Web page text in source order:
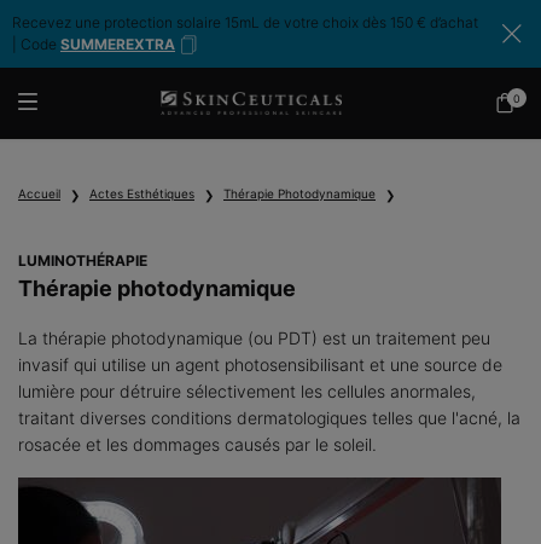
Recevez une protection solaire 15mL de votre choix dès 150 € d’achat
| Code SUMMEREXTRA
Mon
0
0
Accueil Actes Esthétiques Thérapie Photodynamique
LUMINOTHÉRAPIE
Thérapie photodynamique
La thérapie photodynamique (ou PDT) est un traitement peu
invasif qui utilise un agent photosensibilisant et une source de
lumière pour détruire sélectivement les cellules anormales,
traitant diverses conditions dermatologiques telles que l'acné, la
rosacée et les dommages causés par le soleil.